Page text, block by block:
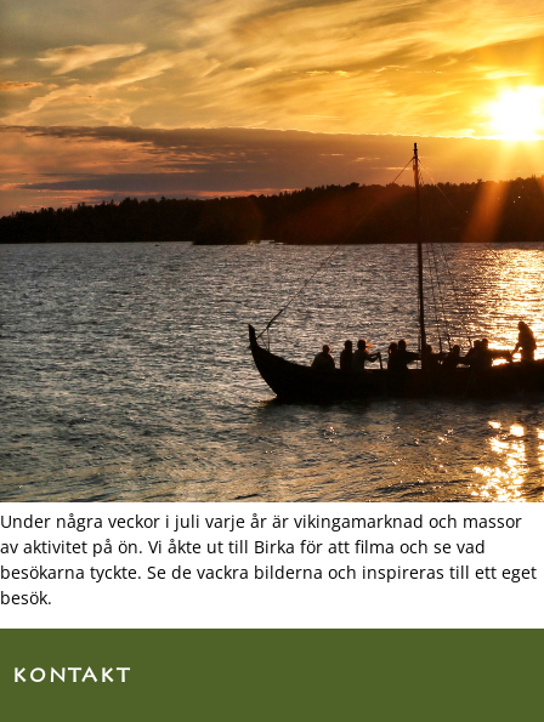
Under några veckor i juli varje år är vikingamarknad och massor
av aktivitet på ön. Vi åkte ut till Birka för att filma och se vad
besökarna tyckte. Se de vackra bilderna och inspireras till ett eget
besök.
KONTAKT